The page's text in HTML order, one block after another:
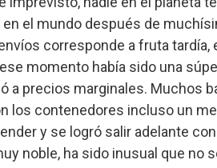
el mundo después de
corresponde a fruta tardía,
momento había sido una
a precios marginales. Muchos
los contenedores incluso un
y se logró salir adelante
noble, ha sido inusual que no